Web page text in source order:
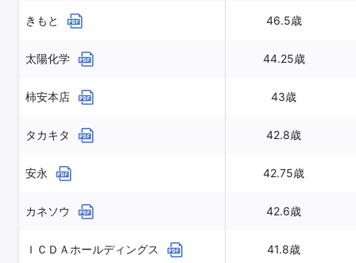
きもと 46.5歳
太陽化学 44.25歳
柿安本店 43歳
タカキタ 42.8歳
安永 42.75歳
カネソウ 42.6歳
ＩＣＤＡホールディングス 41.8歳